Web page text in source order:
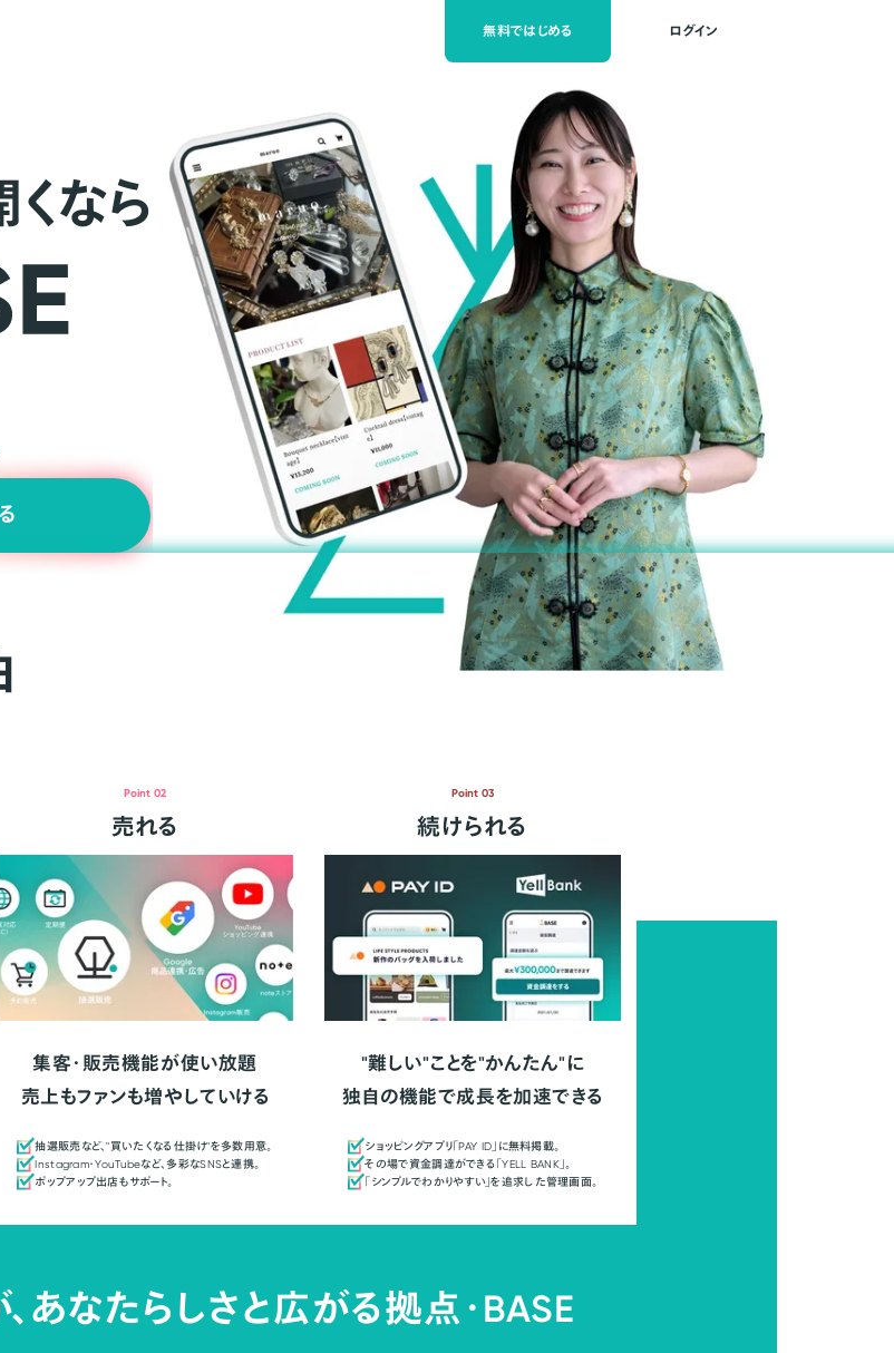
無料ではじめる ログイン
なら
Point 02
売れる
集客・販売機能が使い放題
売上もファンも増やしていける
抽選販売など、"買いたくなる仕掛け"を多数用意。
Instagram・YouTubeなど、多彩なSNSと連携。
ポップアップ出店もサポート。
Point 03
続けられる
"難しい"ことを"かんたん"に
独自の機能で成長を加速できる
ショッピングアプリ「PAY ID」に無料掲載。
その場で資金調達ができる「YELL BANK」。
「シンプルでわかりやすい」を追求した管理画面。
あなたらしさと広がる拠点・BASE